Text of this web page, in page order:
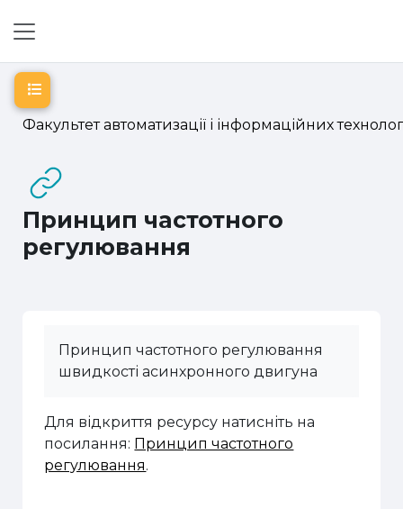
Факультет автоматизації і інформаційних
Принцип частотного
регулювання
Відкритий покажчик курсу
Принцип частотного регулювання
швидкості асинхронного двигуна
Для відкриття ресурсу натисніть на
посилання: Принцип частотного
регулювання.